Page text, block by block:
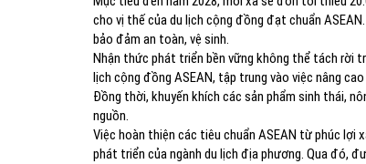
cho vị thế của du lịch cộng đồng đạt chuẩn
bảo đảm an toàn, vệ sinh.
Nhận thức phát triển bền vững không thể tách rời
lịch cộng đồng ASEAN, tập trung vào việc nâng
Đồng thời, khuyến khích các sản phẩm sinh thái,
nguồn.
Việc hoàn thiện các tiêu chuẩn ASEAN từ phúc
phát triển của ngành du lịch địa phương. Qua đó,